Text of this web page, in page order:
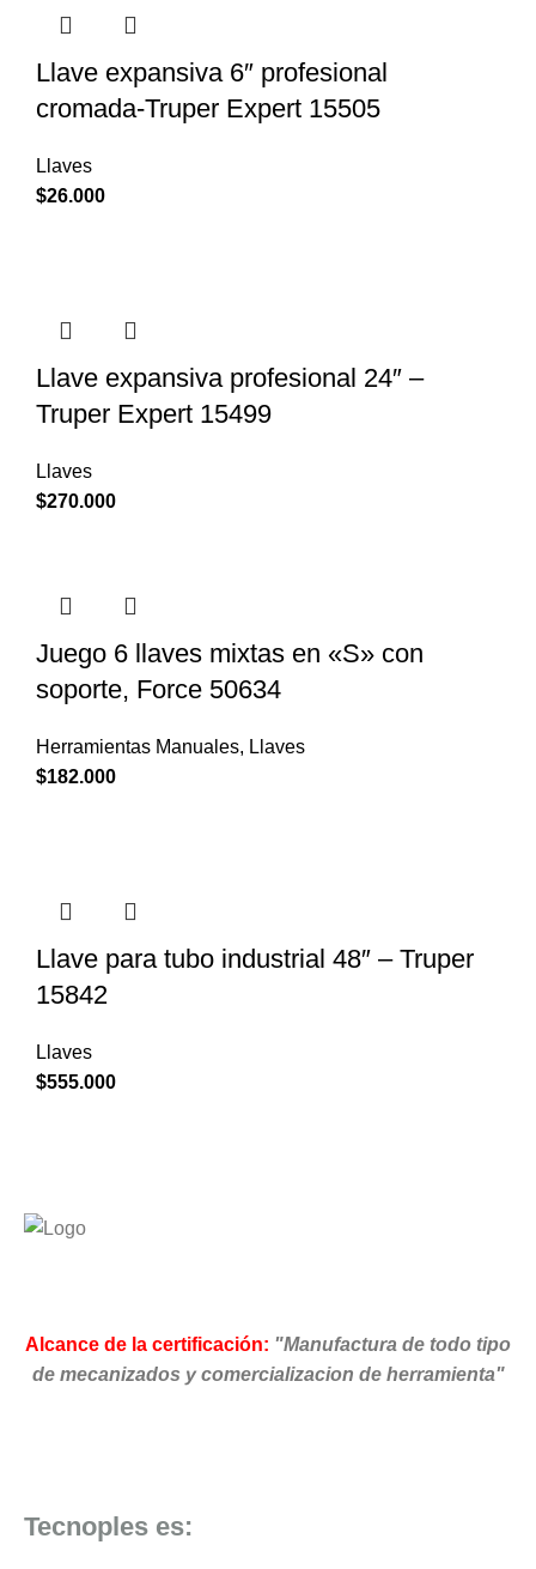
Llave expansiva 6″ profesional
cromada-Truper Expert 15505
Llaves
$26.000
Llave expansiva profesional 24″ –
Truper Expert 15499
Llaves
$270.000
Juego 6 llaves mixtas en «S» con
soporte, Force 50634
Herramientas Manuales, Llaves
$182.000
Llave para tubo industrial 48″ – Truper
15842
Llaves
$555.000
Alcance de la certificación: "Manufactura de todo tipo
de mecanizados y comercializacion de herramienta"
Tecnoples es: